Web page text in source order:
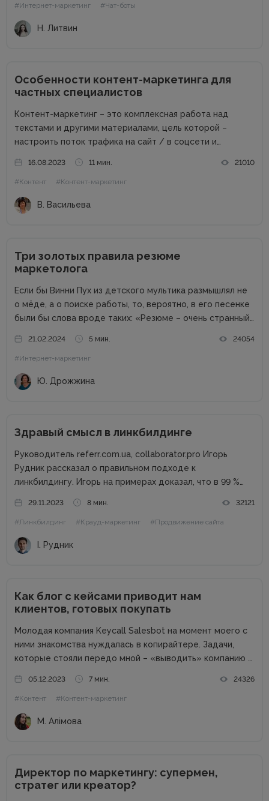
высока, поэтому расслабляться не стоит. Как привлечь
клиентов...
#Интернет-маркетинг #Чат-боты
Н. Литвин
Особенности контент-маркетинга для
частных специалистов
Контент-маркетинг – это комплексная работа над
текстами и другими материалами, цель которой –
настроить поток трафика на сайт / в соцсети и
маркетинге для компаний в сети много. А вот как быть
частным специалистам, которые...
16.08.2023 11 мин. 21010
#Контент #Контент-маркетинг
В. Васильева
Три золотых правила резюме
маркетолога
Если бы Винни Пух из детского мультика размышлял не
о мёде, а о поиске работы, то, вероятно, в его песенке
были бы слова вроде таких: «Резюме – очень странный
что...
21.02.2024 5 мин. 24054
#Интернет-маркетинг
Ю. Дрожжина
Здравый смысл в линкбилдинге
Руководитель referr.com.ua, collaborator.pro Игорь
Рудник рассказал о правильном подходе к
линкбилдингу. Игорь на примерах доказал, что в 99 %
Сайты можно продвигать множеством способов, среди
которых есть и PBN. При этом PBN разделяются...
29.11.2023 8 мин. 32121
#Линкбилдинг #Крауд-маркетинг #Продвижение сайта
І. Рудник
Как блог с кейсами приводит нам
клиентов, готовых покупать
Молодая компания Keycall Salesbot на момент моего с
ними знакомства нуждалась в копирайтере. Задачи,
которые стояли передо мной – «выводить» компанию в
несколько размытая, но все же ясная – мне
предлагалась позиция...
05.12.2023 7 мин. 24326
#Контент #Контент-маркетинг
М. Алімова
Директор по маркетингу: супермен,
стратег или креатор?